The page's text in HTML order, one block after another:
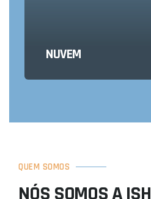
NUVEM
QUEM SOMOS
NÓS SOMOS A ISH